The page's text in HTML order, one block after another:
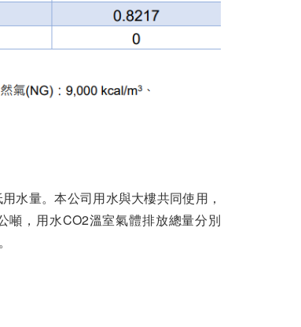
水量。本公司用水與大樓共同使用，
噸，用水CO2溫室氣體排放總量分別